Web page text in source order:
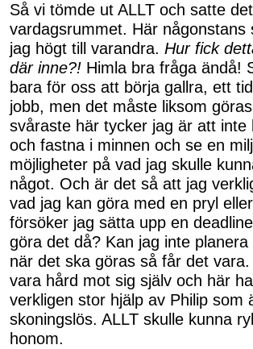
Så vi tömde ut ALLT och satte
vardagsrummet. Här någonstans
jag högt till varandra. Hur fick
där inne?! Himla bra fråga ändå!
bara för oss att börja gallra, ett
jobb, men det måste liksom
svåraste här tycker jag är att inte
och fastna i minnen och se en
möjligheter på vad jag skulle
något. Och är det så att jag
vad jag kan göra med en pryl
försöker jag sätta upp en
göra det då? Kan jag inte planera
när det ska göras så får det
vara hård mot sig själv och här
verkligen stor hjälp av Philip som
skoningslös. ALLT skulle kunna
honom.